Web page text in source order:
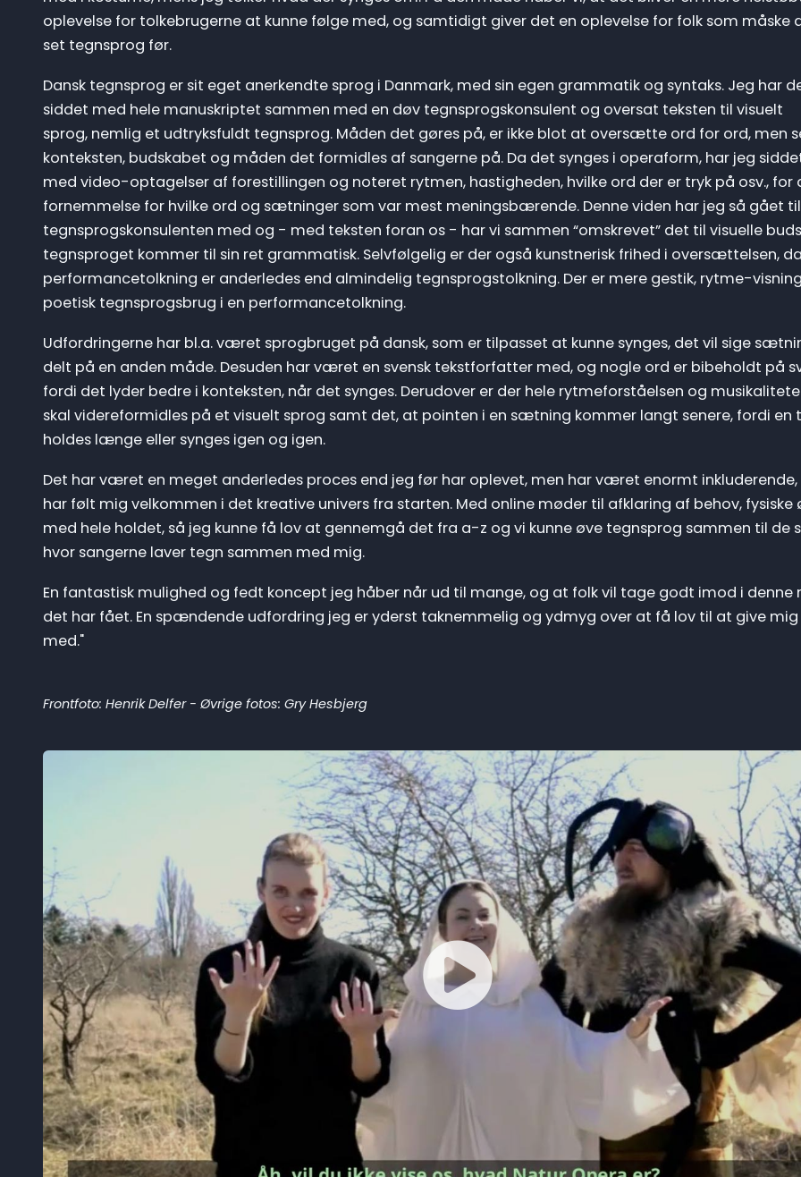
oplevelse for tolkebrugerne at kunne følge med, og samtidigt giver det en oplevelse for folk som måske
set tegnsprog før.
Dansk tegnsprog er sit eget anerkendte sprog i Danmark, med sin egen grammatik og syntaks. Jeg har
siddet med hele manuskriptet sammen med en døv tegnsprogskonsulent og oversat teksten til visuelt
sprog, nemlig et udtryksfuldt tegnsprog. Måden det gøres på, er ikke blot at oversætte ord for ord, men
konteksten, budskabet og måden det formidles af sangerne på. Da det synges i operaform, har jeg
med video-optagelser af forestillingen og noteret rytmen, hastigheden, hvilke ord der er tryk på osv., for
fornemmelse for hvilke ord og sætninger som var mest meningsbærende. Denne viden har jeg så gået til
tegnsprogskonsulenten med og - med teksten foran os - har vi sammen “omskrevet” det til visuelle
tegnsproget kommer til sin ret grammatisk. Selvfølgelig er der også kunstnerisk frihed i oversættelsen,
performancetolkning er anderledes end almindelig tegnsprogstolkning. Der er mere gestik, rytme-
poetisk tegnsprogsbrug i en performancetolkning.
Udfordringerne har bl.a. været sprogbruget på dansk, som er tilpasset at kunne synges, det vil sige
delt på en anden måde. Desuden har været en svensk tekstforfatter med, og nogle ord er bibeholdt på
fordi det lyder bedre i konteksten, når det synges. Derudover er der hele rytmeforståelsen og
skal videreformidles på et visuelt sprog samt det, at pointen i en sætning kommer langt senere, fordi en
holdes længe eller synges igen og igen.
Det har været en meget anderledes proces end jeg før har oplevet, men har været enormt
har følt mig velkommen i det kreative univers fra starten. Med online møder til afklaring af behov, fysiske
med hele holdet, så jeg kunne få lov at gennemgå det fra a-z og vi kunne øve tegnsprog sammen til de
hvor sangerne laver tegn sammen med mig.
En fantastisk mulighed og fedt koncept jeg håber når ud til mange, og at folk vil tage godt imod i denne
det har fået. En spændende udfordring jeg er yderst taknemmelig og ydmyg over at få lov til at give mig
med."
Frontfoto: Henrik Delfer - Øvrige fotos: Gry Hesbjerg